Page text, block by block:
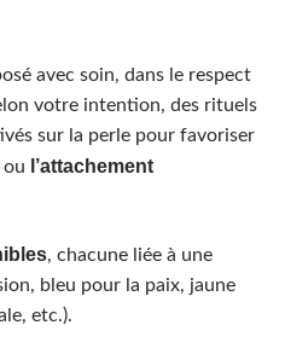
avec soin, dans le respect
votre intention, des rituels
sur la perle pour favoriser
ou
l’attachement
, chacune liée à une
bleu pour la paix, jaune
etc.).